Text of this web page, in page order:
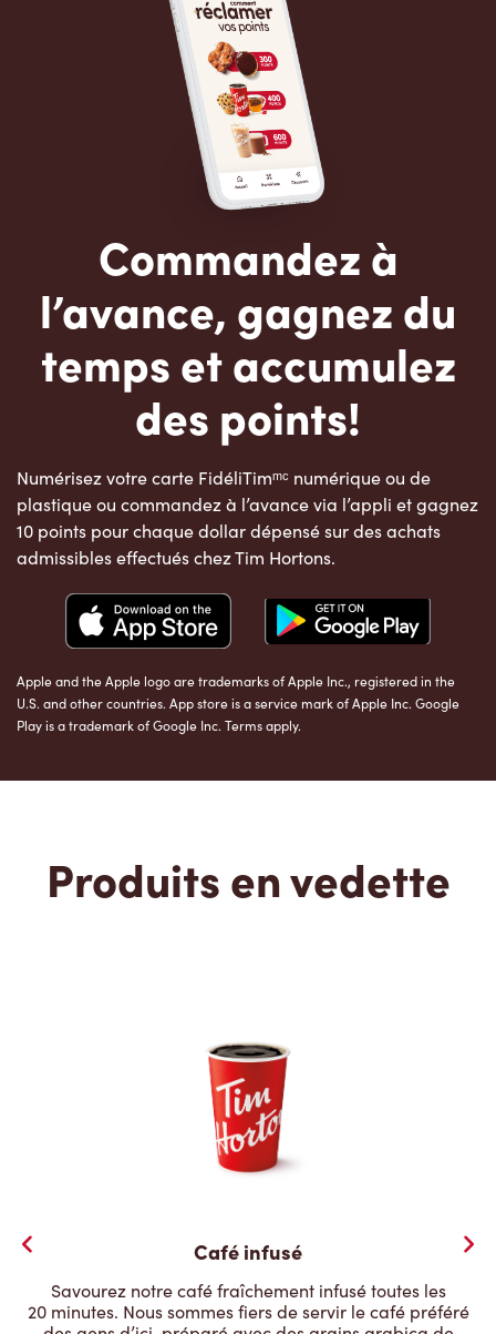
Commandez à
l’avance, gagnez du
temps et accumulez
des points!
Numérisez votre carte FidéliTimᵐᶜ numérique ou de
plastique ou commandez à l’avance via l’appli et gagnez
10 points pour chaque dollar dépensé sur des achats
admissibles effectués chez Tim Hortons.
Apple and the Apple logo are trademarks of Apple Inc., registered in the
U.S. and other countries. App store is a service mark of Apple Inc. Google
Play is a trademark of Google Inc. Terms apply.
Produits en vedette
Café infusé
Savourez notre café fraîchement infusé toutes les
20 minutes. Nous sommes fiers de servir le café préféré